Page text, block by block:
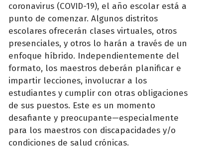
coronavirus (COVID-19), el año escolar está a
punto de comenzar. Algunos distritos
escolares ofrecerán clases virtuales, otros
presenciales, y otros lo harán a través de un
enfoque híbrido. Independientemente del
formato, los maestros deberán planificar e
impartir lecciones, involucrar a los
estudiantes y cumplir con otras obligaciones
de sus puestos. Este es un momento
desafiante y preocupante—especialmente
para los maestros con discapacidades y/o
condiciones de salud crónicas.